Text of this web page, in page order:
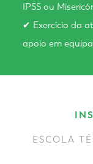
IPSS ou
✔ Exercício da
apoio em
ESCOLA